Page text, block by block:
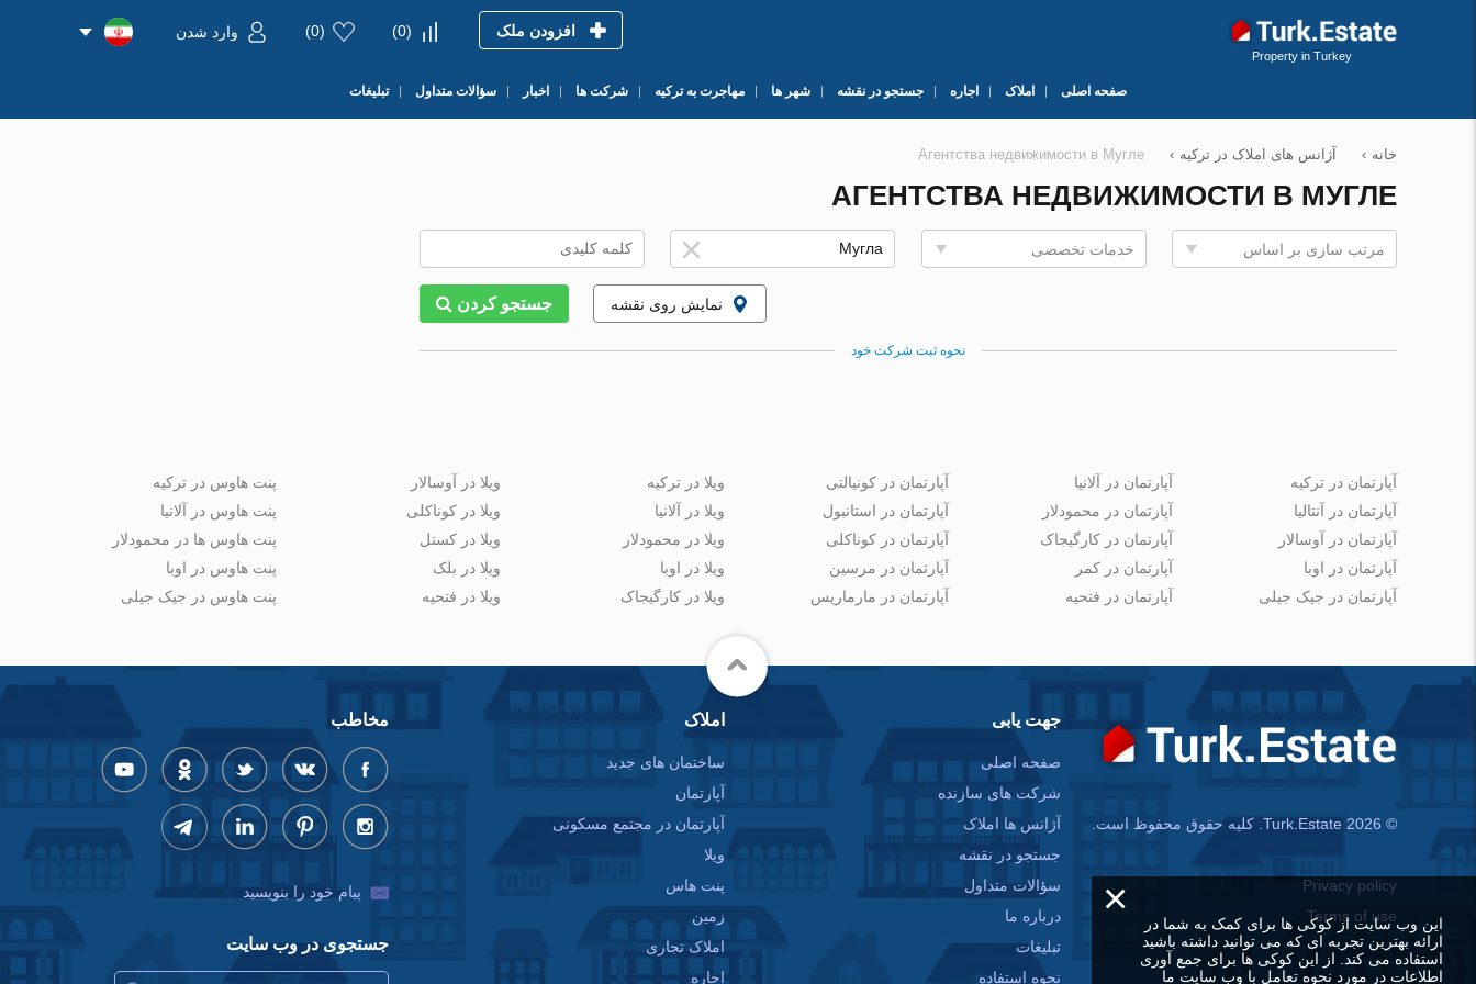
Property in Turkey
افزودن ملک (
0
)
(
0
) وارد شدن
صفحه اصلی املاک اجاره جستجو در نقشه شهر ها مهاجرت به ترکیه شرکت ها اخبار سؤالات متداول تبلیغات
خانه › آژانس های املاک در ترکیه ›
Агентства недвижимости в Мугле
АГЕНТСТВА НЕДВИЖИМОСТИ В МУГЛЕ
مرتب سازی بر اساس خدمات تخصصی
نمایش روی نقشه جستجو کردن
نحوه ثبت شرکت خود
آپارتمان در ترکیه
آپارتمان در آنتالیا
آپارتمان در آوسالار
آپارتمان در اوبا
آپارتمان در جیک جیلی
آپارتمان در آلانیا
آپارتمان در محمودلار
آپارتمان در کارگیجاک
آپارتمان در کمر
آپارتمان در فتحیه
آپارتمان در کونیالتی
آپارتمان در استانبول
آپارتمان در کوناکلی
آپارتمان در مرسین
آپارتمان در مارماریس
ویلا در ترکیه
ویلا در آلانیا
ویلا در محمودلار
ویلا در اوبا
ویلا در کارگیجاک
ویلا در آوسالار
ویلا در کوناکلی
ویلا در کستل
ویلا در بلک
ویلا در فتحیه
پنت هاوس در ترکیه
پنت هاوس در آلانیا
پنت هاوس ها در محمودلار
پنت هاوس در اوبا
پنت هاوس در جیک جیلی
© Turk.Estate 2026. کلیه حقوق محفوظ است.
Privacy policy
Terms of use
جهت یابی
صفحه اصلی
شرکت های سازنده
آژانس ها املاک
جستجو در نقشه
سؤالات متداول
درباره ما
تبلیغات
نحوه استفاده
املاک
ساختمان های جدید
آپارتمان
آپارتمان در مجتمع مسکونی
ویلا
پنت هاس
زمین
املاک تجاری
اجاره
مخاطب
پیام خود را بنویسید
جستجوی در وب سایت
×
این وب سایت از کوکی ها برای کمک به شما در
ارائه بهترین تجربه ای که می توانید داشته باشید
استفاده می کند. از این کوکی ها برای جمع آوری
اطلاعات در مورد نحوه تعامل با وب سایت ما